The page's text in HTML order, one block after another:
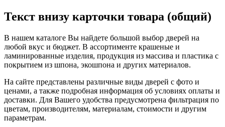
Текст внизу карточки товара (общий)
В нашем каталоге Вы найдете большой выбор дверей на
любой вкус и бюджет. В ассортименте крашеные и
ламинированные изделия, продукция из массива и пластика с
покрытием из шпона, экошпона и других материалов.
На сайте представлены различные виды дверей с фото и
ценами, а также подробная информация об условиях оплаты и
доставки. Для Вашего удобства предусмотрена фильтрация по
цветам, производителям, материалам, стоимости и другим
параметрам.